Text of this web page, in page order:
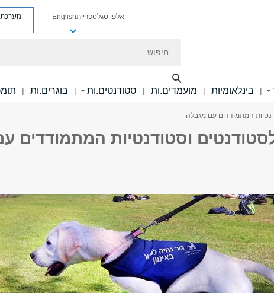
אלפוןסגלספריותEnglish מערכת
| בינלאומיות | מועמדים.ות | סטודנטים.ות | בוגרים.ות |
המתמודדים עם מגבלה
וסטודנטיות המתמודדים